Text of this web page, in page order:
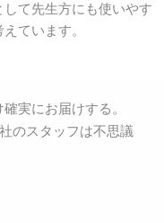
て先生方にも使いやす
ています。
実にお届けする。
のスタッフは不思議